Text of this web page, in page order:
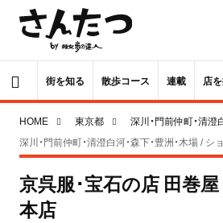
街を知る 散歩コース 連載 店
HOME 東京都 深川・門前仲町・清澄
深川・門前仲町・清澄白河・森下・豊洲・木場 / シ
京呉服･宝石の店 田巻
本店